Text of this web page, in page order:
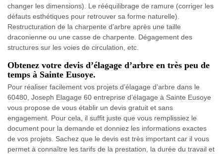
changer les dimensions). Le rééquilibrage de ramure (corriger les
défauts esthétiques pour retrouver sa forme naturelle).
Restructuration de la charpente d’arbre après une taille
draconienne ou une casse de charpente. Dégagement des
structures sur les voies de circulation, etc.
Obtenez votre devis d’élagage d’arbre en très peu de
temps à Sainte Eusoye.
Pour réaliser facilement vos projets d’élagage d’arbre dans le
60480, Joseph Elagage 60 entreprise d’élagage à Sainte Eusoye
vous propose de vous établir un devis gratuit et sans
engagement. Pour cela, il suffit juste que vous remplissiez le
document pour la demande et donniez les informations exactes
de vos projets. Sachez que le devis est très important car il vous
permet à connaître les tarifs de la prestation, la durée du travail et